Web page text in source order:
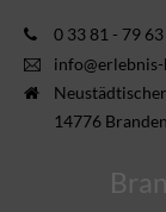
0 33 81 - 79
14776